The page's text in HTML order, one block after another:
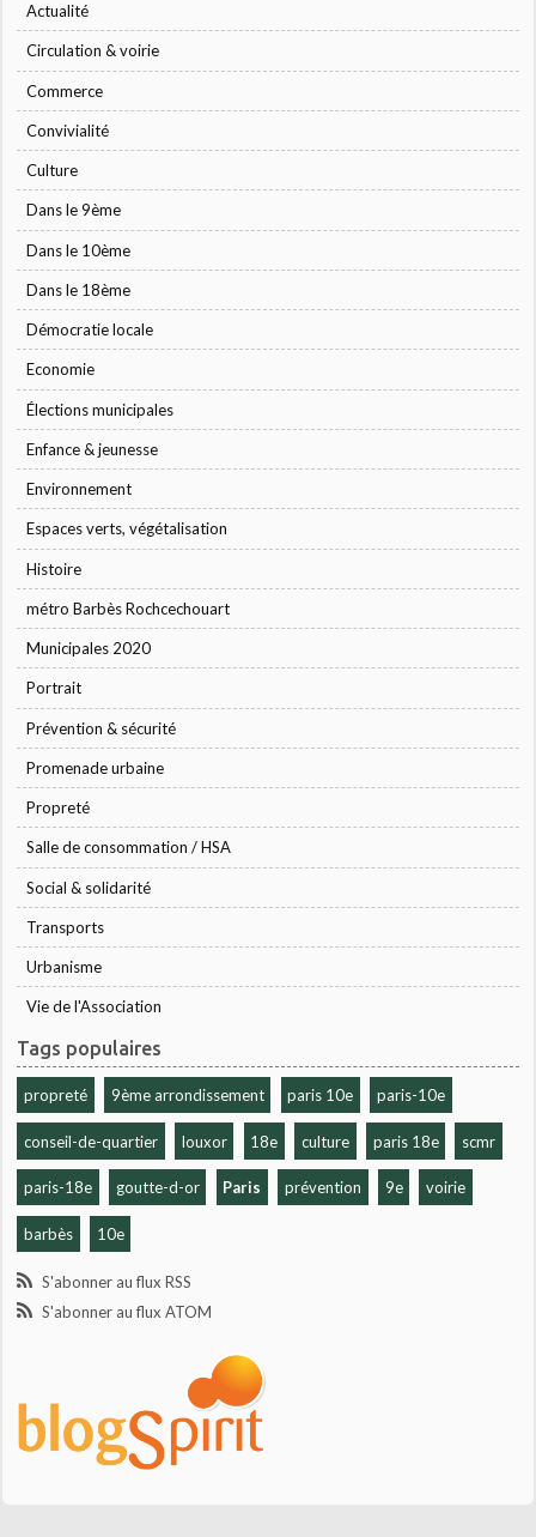
Actualité
Circulation & voirie
Commerce
Convivialité
Culture
Dans le 9ème
Dans le 10ème
Dans le 18ème
Démocratie locale
Economie
Élections municipales
Enfance & jeunesse
Environnement
Espaces verts, végétalisation
Histoire
métro Barbès Rochcechouart
Municipales 2020
Portrait
Prévention & sécurité
Promenade urbaine
Propreté
Salle de consommation / HSA
Social & solidarité
Transports
Urbanisme
Vie de l'Association
Tags populaires
propreté 9ème arrondissement paris 10e paris-10e
conseil-de-quartier louxor 18e culture paris 18e scmr
paris-18e goutte-d-or Paris prévention 9e voirie
barbès 10e
S'abonner au flux RSS
S'abonner au flux ATOM